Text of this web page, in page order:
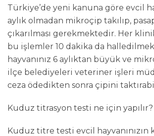
Türkiye’de yeni kanuna göre evcil
aylık olmadan mikroçip takılıp,
çıkarılması gerekmektedir. Her
bu işlemler 10 dakika da
hayvanınız 6 aylıktan büyük ve
ilçe belediyeleri veteriner işleri
ceza ödedikten sonra çipini
Kuduz titrasyon testi ne için yapılır?
Kuduz titre testi evcil hayvanınızın